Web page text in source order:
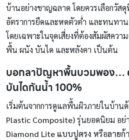
บ้านอย่างชาญฉลาด โดยควรเลือกวั
อัตราการยืดและหดตัวต่ำ และทนทา
โดยเฉพาะในจุดเสี่ยงที่ต้องสัมผัสควา
พื้น ผนัง บันได และหลังคา เป็นต้น
บอกลาปัญหาพื้นบวมพอง…
บันไดกันน้ำ 100%
เริ่มต้นจากการดูแลพื้นผิวภายในบ้าน
Plastic Composite)รุ่นยอดนิยม อย่
Diamond Lite แบบปูตรง หรือลายก้